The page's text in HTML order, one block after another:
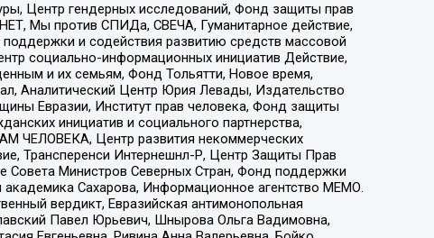
Центр гендерных исследований, Фонд защиты прав
Мы против СПИДа, СВЕЧА, Гуманитарное действие,
и содействия развитию средств массовой
социально-информационных инициатив Действие,
и их семьям, Фонд Тольятти, Новое время,
Аналитический Центр Юрия Левады, Издательство
Евразии, Институт прав человека, Фонд защиты
инициатив и социального партнерства,
ЧЕЛОВЕКА, Центр развития некоммерческих
Трансперенси Интернешнл-Р, Центр Защиты Прав
Совета Министров Северных Стран, Фонд поддержки
Сахарова, Информационное агентство МЕМО.
вердикт, Евразийская антимонопольная
Павел Юрьевич, Шнырова Ольга Вадимовна,